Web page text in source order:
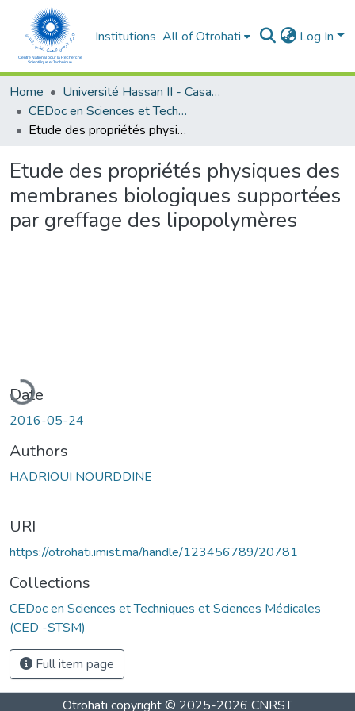
Institutions All of Otrohati Log In
Home
Université Hassan II - Casablanca
CEDoc en Sciences et Techniques et Sciences Médicales (CED -STSM)
Etude des propriétés physiques des membranes biologiques supportées par greffage des lipopolymères
Etude des propriétés physiques des
membranes biologiques supportées
par greffage des lipopolymères
Date
2016-05-24
Authors
HADRIOUI NOURDDINE
URI
https://otrohati.imist.ma/handle/123456789/20781
Collections
CEDoc en Sciences et Techniques et Sciences Médicales
(CED -STSM)
Full item page
Otrohati copyright © 2025-2026 CNRST